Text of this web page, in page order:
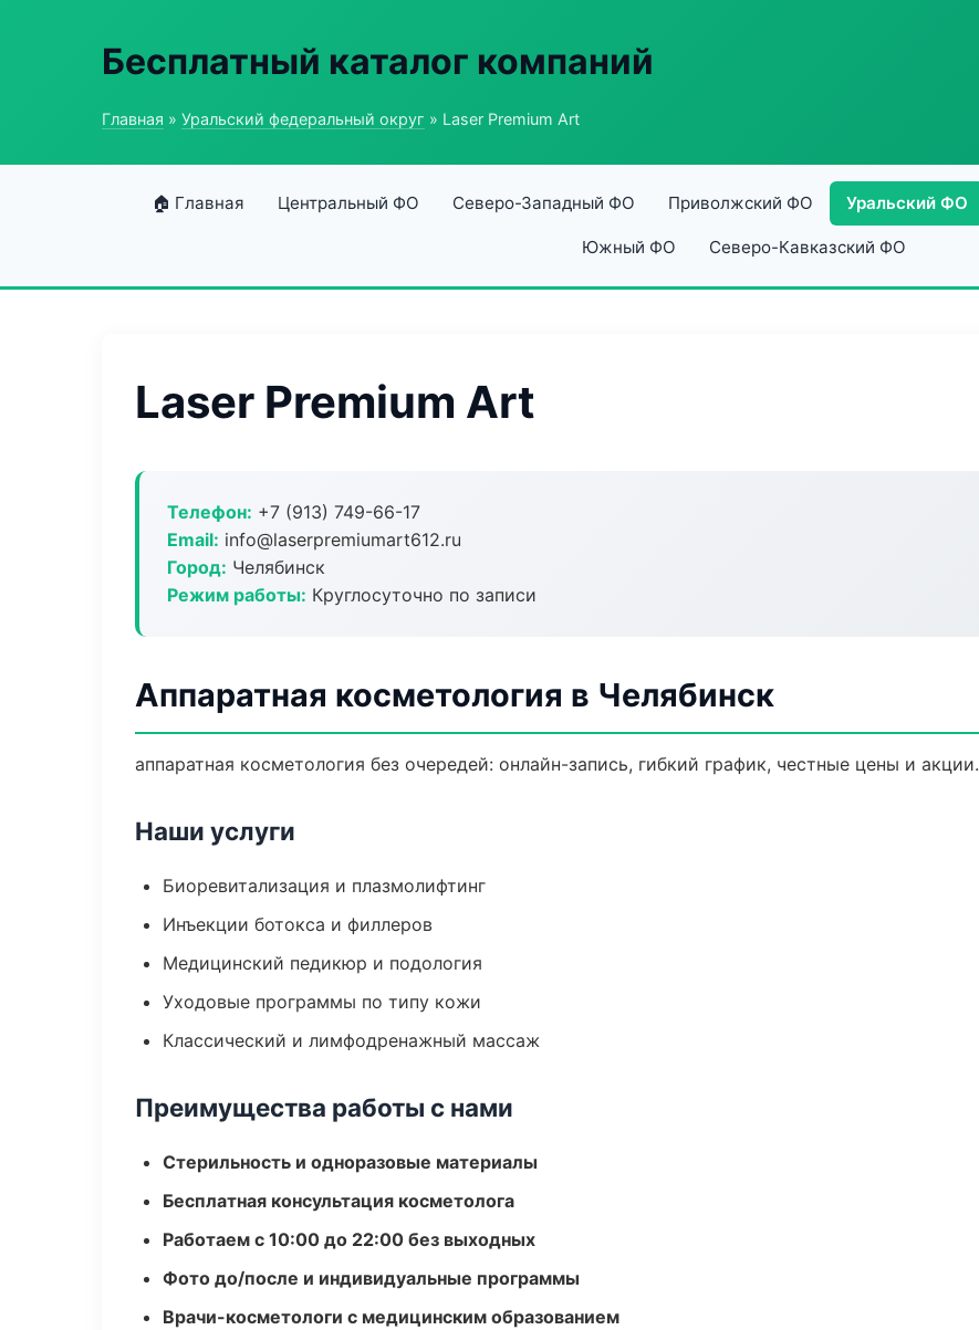
Бесплатный каталог компаний
Главная » Уральский федеральный округ » Laser Premium Art
🏠 Главная Центральный ФО Северо-Западный ФО Приволжский ФО Уральский ФО
Южный ФО Северо-Кавказский ФО
Laser Premium Art
Телефон: +7 (913) 749-66-17
Email: info@laserpremiumart612.ru
Город: Челябинск
Режим работы: Круглосуточно по записи
Аппаратная косметология в Челябинск
аппаратная косметология без очередей: онлайн-запись, гибкий график, честные цены и акции.
Наши услуги
Биоревитализация и плазмолифтинг
Инъекции ботокса и филлеров
Медицинский педикюр и подология
Уходовые программы по типу кожи
Классический и лимфодренажный массаж
Преимущества работы с нами
Стерильность и одноразовые материалы
Бесплатная консультация косметолога
Работаем с 10:00 до 22:00 без выходных
Фото до/после и индивидуальные программы
Врачи-косметологи с медицинским образованием